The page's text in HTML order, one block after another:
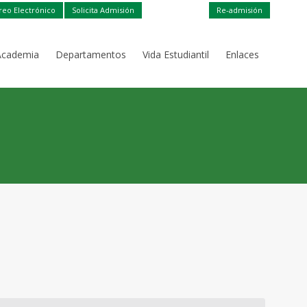
Electrónico Solicita Admisión Re-admisión
Departamentos Vida Estudiantil Enlaces